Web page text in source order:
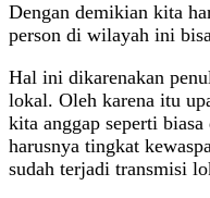
Dengan demikian kita
person di wilayah ini
Hal ini dikarenakan
lokal. Oleh karena itu
kita anggap seperti
harusnya tingkat
sudah terjadi transmisi